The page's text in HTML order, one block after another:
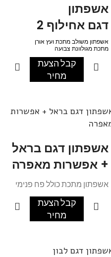
אשפתון
דגם אחילוף 2
אשפתון משולב מתכת ועץ אורן
מתכת מגולוונת צבועה
העץ צבוע בצבע לפי בחירה.
ישנו פח פנימי לאשפתון .
ניתן לקבע לקרקע ע"י בטון או ברגי ג`מבו
קבל הצעת
מחיר
דגם בראל + אפשרות
אשפתון דגם בראל
+ אפשרות מאפרה
אשפתון מתכת כולל פח פנימי
עם אפשרות למאפרה
קבל הצעת
מחיר
דגם לבון